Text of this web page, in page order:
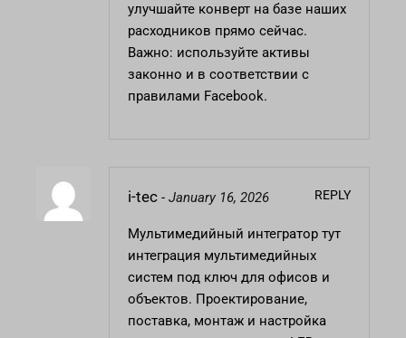
улучшайте конверт на базе наших
расходников прямо сейчас.
Важно: используйте активы
законно и в соответствии с
правилами Facebook.
i-tec - January 16, 2026 REPLY
Мультимедийный интегратор тут
интеграция мультимедийных
систем под ключ для офисов и
объектов. Проектирование,
поставка, монтаж и настройка